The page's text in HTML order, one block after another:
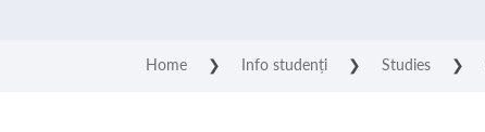
Home ❯ Info studenți ❯ Studies ❯